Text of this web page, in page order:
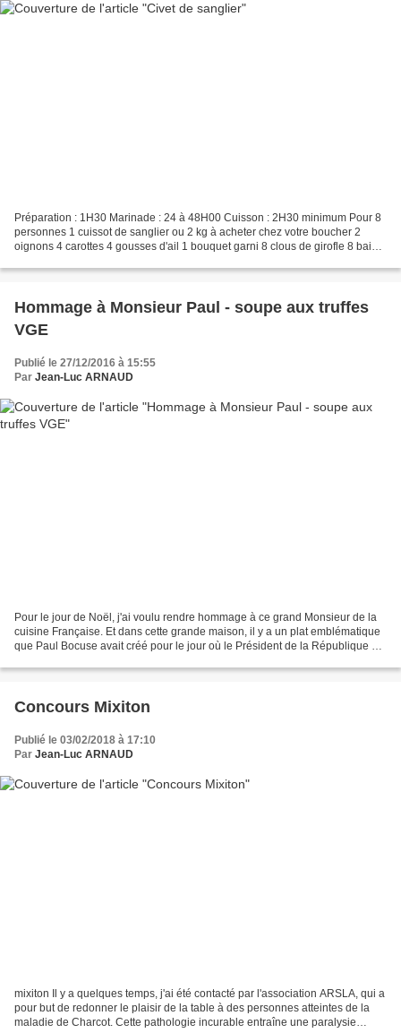
Préparation : 1H30 Marinade : 24 à 48H00 Cuisson : 2H30 minimum Pour 8
personnes 1 cuissot de sanglier ou 2 kg à acheter chez votre boucher 2
oignons 4 carottes 4 gousses d'ail 1 bouquet garni 8 clous de girofle 8 baies
Hommage à Monsieur Paul - soupe aux truffes
VGE
Publié le 27/12/2016 à 15:55
Par Jean-Luc ARNAUD
Pour le jour de Noël, j'ai voulu rendre hommage à ce grand Monsieur de la
cuisine Française. Et dans cette grande maison, il y a un plat emblématique
que Paul Bocuse avait créé pour le jour où le Président de la République de
Concours Mixiton
Publié le 03/02/2018 à 17:10
Par Jean-Luc ARNAUD
mixiton Il y a quelques temps, j'ai été contacté par l'association ARSLA, qui a
pour but de redonner le plaisir de la table à des personnes atteintes de la
maladie de Charcot. Cette pathologie incurable entraîne une paralysie